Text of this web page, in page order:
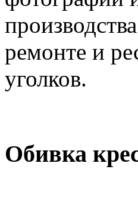
ремонте и
уголков.
Обивка